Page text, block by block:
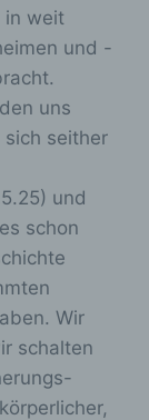
in weit
und -
uns
seither
und
schon
Wir
schalten